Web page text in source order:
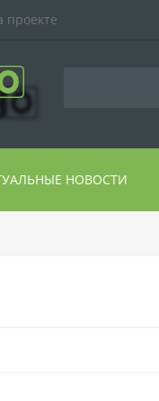
проекте
НОВОСТИ